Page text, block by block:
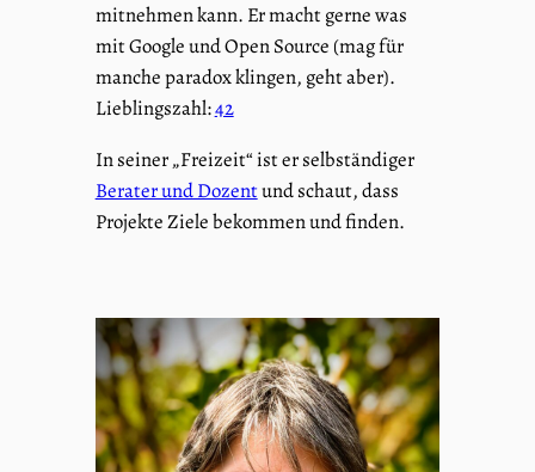
mitnehmen kann. Er macht gerne was
mit Google und Open Source (mag für
manche paradox klingen, geht aber).
Lieblingszahl:42
In seiner „Freizeit“ ist er selbständiger
Berater und Dozentund schaut, dass
Projekte Ziele bekommen und finden.